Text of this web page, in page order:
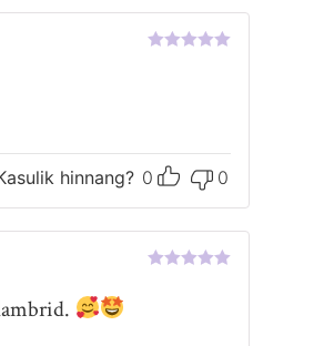
hinnang? 0 0